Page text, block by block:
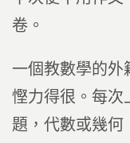
卷。
一個教數學的外
慳力得很。每次
題，代數或幾何